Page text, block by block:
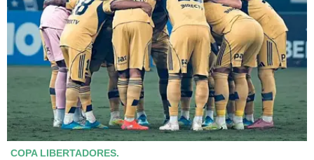
COPA LIBERTADORES.